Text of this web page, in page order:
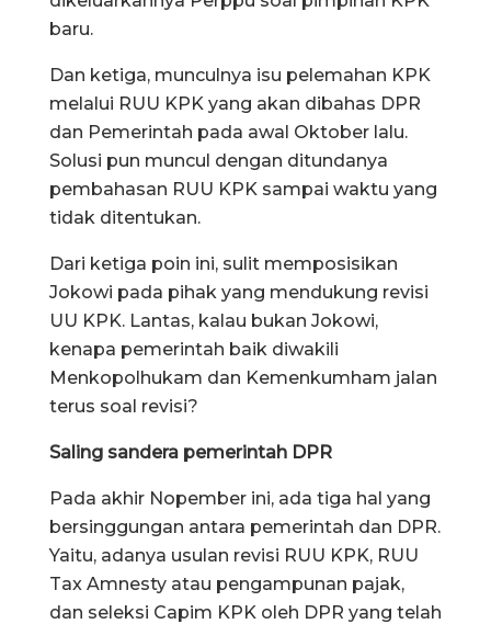
baru.
Dan ketiga, munculnya isu pelemahan KPK
melalui RUU KPK yang akan dibahas DPR
dan Pemerintah pada awal Oktober lalu.
Solusi pun muncul dengan ditundanya
pembahasan RUU KPK sampai waktu yang
tidak ditentukan.
Dari ketiga poin ini, sulit memposisikan
Jokowi pada pihak yang mendukung revisi
UU KPK. Lantas, kalau bukan Jokowi,
kenapa pemerintah baik diwakili
Menkopolhukam dan Kemenkumham jalan
terus soal revisi?
Saling sandera pemerintah DPR
Pada akhir Nopember ini, ada tiga hal yang
bersinggungan antara pemerintah dan DPR.
Yaitu, adanya usulan revisi RUU KPK, RUU
Tax Amnesty atau pengampunan pajak,
dan seleksi Capim KPK oleh DPR yang telah